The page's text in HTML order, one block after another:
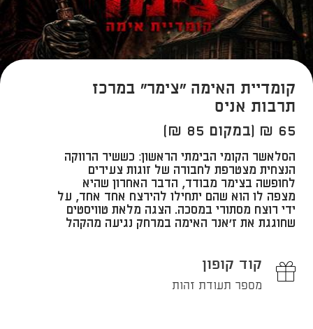
קומדיית האימה "צימר" במרכז
תרבות אניס
65 ₪ (במקום 85 ₪)
הסלאשר הקומי הבימתי הראשון: כששיר הרווקה
הנצחית מצטרפת לחבורה של זוגות צעירים
לחופשה בצימר מבודד, הדבר האחרון שהיא
מצפה לו הוא שהם יתחילו להירצח אחד אחד, על
ידי רוצח מסתורי במסכה. הצגה מלאת טוויסטים
שחוגגת את ז'אנר האימה במרחק נגיעה מהקהל
קוד קופון
מספר תעודת זהות